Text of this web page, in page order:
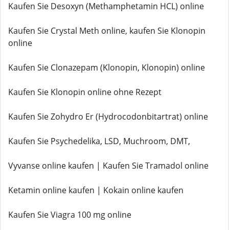
Kaufen Sie Desoxyn (Methamphetamin HCL) online
Kaufen Sie Crystal Meth online, kaufen Sie Klonopin
online
Kaufen Sie Clonazepam (Klonopin, Klonopin) online
Kaufen Sie Klonopin online ohne Rezept
Kaufen Sie Zohydro Er (Hydrocodonbitartrat) online
Kaufen Sie Psychedelika, LSD, Muchroom, DMT,
Vyvanse online kaufen | Kaufen Sie Tramadol online
Ketamin online kaufen | Kokain online kaufen
Kaufen Sie Viagra 100 mg online